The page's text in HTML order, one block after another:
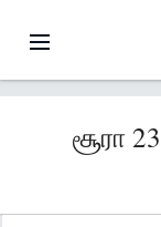
சூரா